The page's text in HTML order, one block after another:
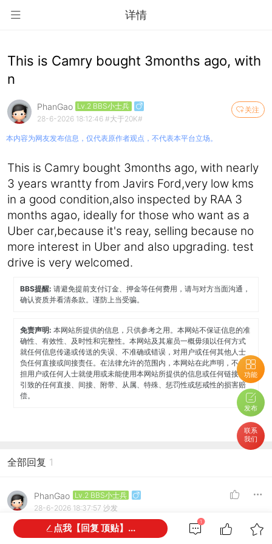
详情
功能
发布
联系
我们
This is Camry bought 3months ago, with
n
关注
PhanGao Lv.2 BBS小士兵
28-6-2026 18:12:46 #大于20K#
本内容为网友发布信息，仅代表原作者观点，不代表本平台立场。
This is Camry bought 3months ago, with nearly
3 years wrantty from Javirs Ford,very low kms
in a good condition,also inspected by RAA 3
months agao, ideally for those who want as a
Uber car,because it's reay, selling because no
more interest in Uber and also upgrading. test
drive is very welcomed.
BBS提醒:请避免提前支付订金、押金等任何费用，请与对方当面沟通，
确认资质并看清条款。谨防上当受骗。
免责声明:本网站所提供的信息，只供参考之用。本网站不保证信息的准
确性、有效性、及时性和完整性。本网站及其雇员一概毋须以任何方式
就任何信息传递或传送的失误、不准确或错误，对用户或任何其他人士
负任何直接或间接责任。在法律允许的范围内，本网站在此声明，不承
担用户或任何人士就使用或未能使用本网站所提供的信息或任何链接所
引致的任何直接、间接、附带、从属、特殊、惩罚性或惩戒性的损害赔
偿。
全部回复 1
PhanGao Lv.2 BBS小士兵
28-6-2026 18:37:57 沙发
请信息咨询0487 665 794。 1
点我【回复 顶贴】...